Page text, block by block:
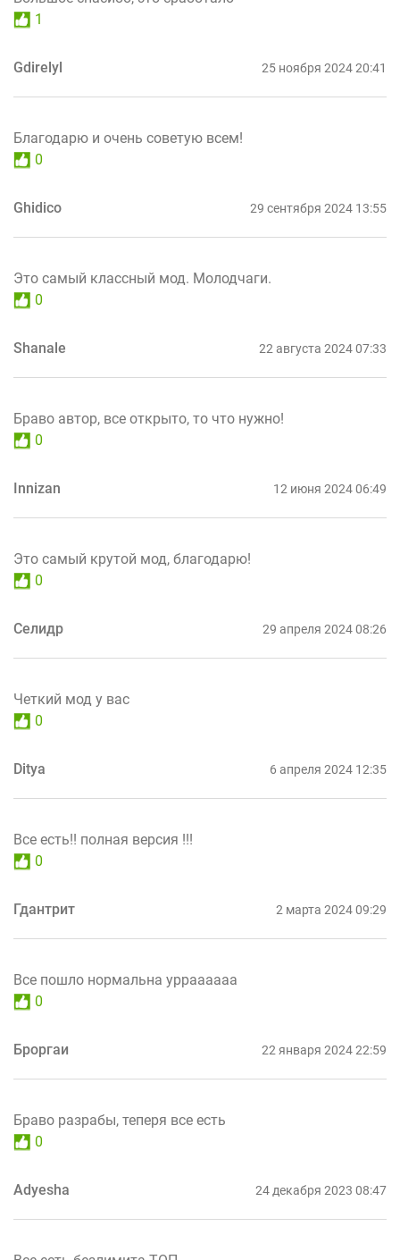
1
Gdirelyl 25 ноября 2024 20:41
Благодарю и очень советую всем!
0
Ghidico 29 сентября 2024 13:55
Это самый классный мод. Молодчаги.
0
Shanale 22 августа 2024 07:33
Браво автор, все открыто, то что нужно!
0
Innizan 12 июня 2024 06:49
Это самый крутой мод, благодарю!
0
Селидр 29 апреля 2024 08:26
Четкий мод у вас
0
Ditya 6 апреля 2024 12:35
Все есть!! полная версия !!!
0
Гдантрит 2 марта 2024 09:29
Все пошло нормальна урраааааа
0
Броргаи 22 января 2024 22:59
Браво разрабы, теперя все есть
0
Adyesha 24 декабря 2023 08:47